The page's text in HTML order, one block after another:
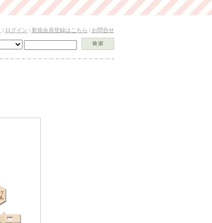
| ログイン | 新規会員登録はこちら | お問合せ